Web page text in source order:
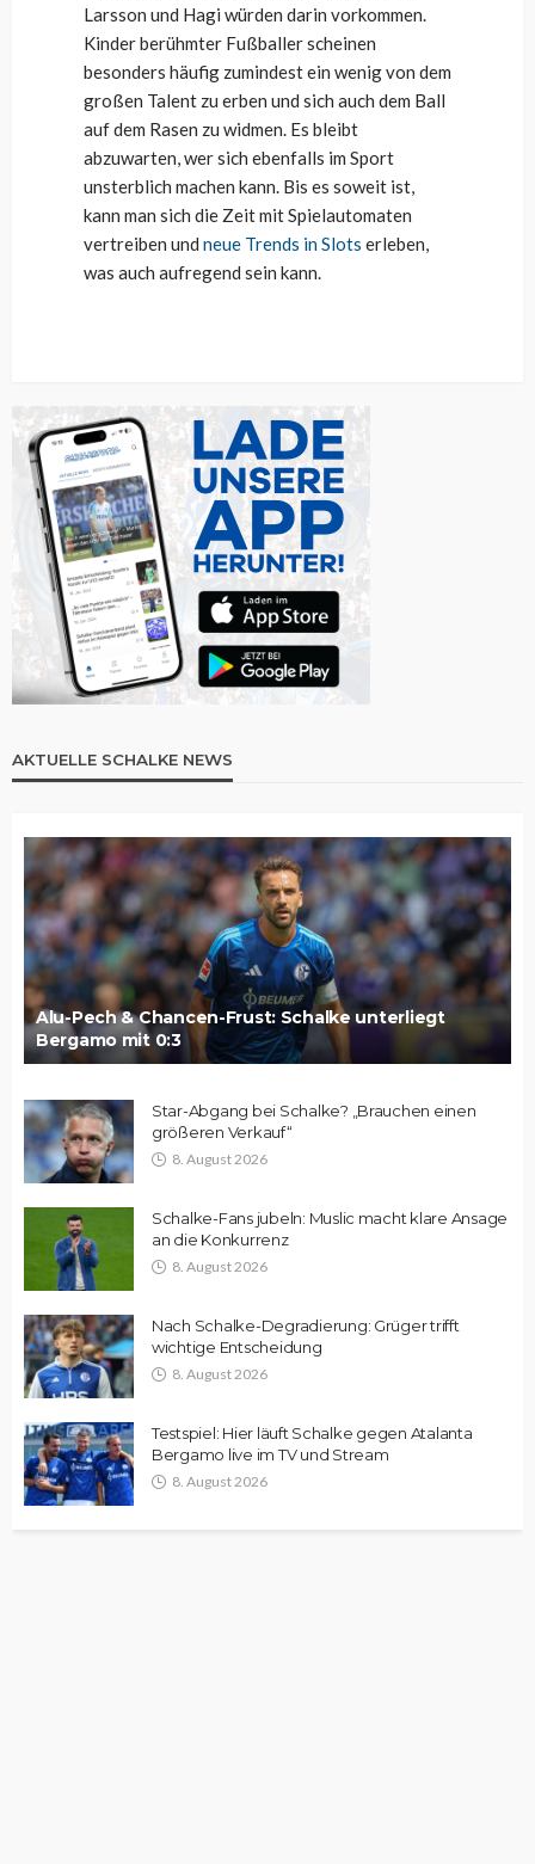
Larsson und Hagi würden darin vorkommen.
Kinder berühmter Fußballer scheinen
besonders häufig zumindest ein wenig von dem
großen Talent zu erben und sich auch dem Ball
auf dem Rasen zu widmen. Es bleibt
abzuwarten, wer sich ebenfalls im Sport
unsterblich machen kann. Bis es soweit ist,
kann man sich die Zeit mit Spielautomaten
vertreiben und neue Trends in Slots erleben,
was auch aufregend sein kann.
AKTUELLE SCHALKE NEWS
Alu-Pech & Chancen-Frust: Schalke unterliegt
Bergamo mit 0:3
Star-Abgang bei Schalke? „Brauchen einen
größeren Verkauf“
8. August 2026
Schalke-Fans jubeln: Muslic macht klare Ansage
an die Konkurrenz
8. August 2026
Nach Schalke-Degradierung: Grüger trifft
wichtige Entscheidung
8. August 2026
Testspiel: Hier läuft Schalke gegen Atalanta
Bergamo live im TV und Stream
8. August 2026